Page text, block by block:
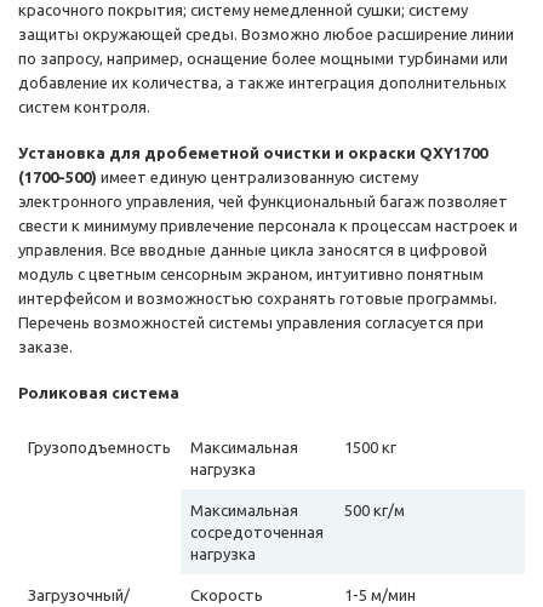
красочного покрытия; систему немедленной сушки; систему
защиты окружающей среды. Возможно любое расширение линии
по запросу, например, оснащение более мощными турбинами или
добавление их количества, а также интеграция дополнительных
систем контроля.
Установка для дробеметной очистки и окраски QXY1700
(1700-500) имеет единую централизованную систему
электронного управления, чей функциональный багаж позволяет
свести к минимуму привлечение персонала к процессам настроек и
управления. Все вводные данные цикла заносятся в цифровой
модуль с цветным сенсорным экраном, интуитивно понятным
интерфейсом и возможностью сохранять готовые программы.
Перечень возможностей системы управления согласуется при
заказе.
Роликовая система
Грузоподъемность
Максимальная
нагрузка
1500 кг
Максимальная
сосредоточенная
нагрузка
500 кг/м
Загрузочный/
Скорость
1-5 м/мин